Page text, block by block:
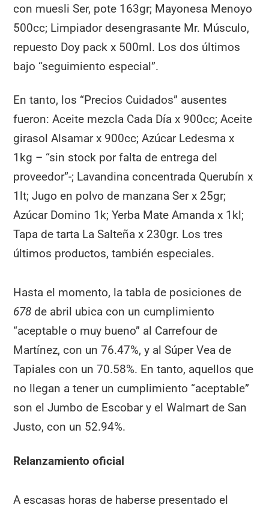
con muesli Ser, pote 163gr; Mayonesa Menoyo
500cc; Limpiador desengrasante Mr. Músculo,
repuesto Doy pack x 500ml. Los dos últimos
bajo “seguimiento especial”.
En tanto, los “Precios Cuidados” ausentes
fueron: Aceite mezcla Cada Día x 900cc; Aceite
girasol Alsamar x 900cc; Azúcar Ledesma x
1kg – “sin stock por falta de entrega del
proveedor”-; Lavandina concentrada Querubín x
1lt; Jugo en polvo de manzana Ser x 25gr;
Azúcar Domino 1k; Yerba Mate Amanda x 1kl;
Tapa de tarta La Salteña x 230gr. Los tres
últimos productos, también especiales.
Hasta el momento, la tabla de posiciones de
678 de abril ubica con un cumplimiento
“aceptable o muy bueno” al Carrefour de
Martínez, con un 76.47%, y al Súper Vea de
Tapiales con un 70.58%. En tanto, aquellos que
no llegan a tener un cumplimiento “aceptable”
son el Jumbo de Escobar y el Walmart de San
Justo, con un 52.94%.
Relanzamiento oficial
A escasas horas de haberse presentado el